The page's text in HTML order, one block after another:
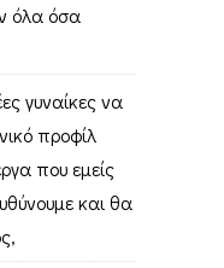
όλα όσα
γυναίκες να
προφίλ
που εμείς
και θα